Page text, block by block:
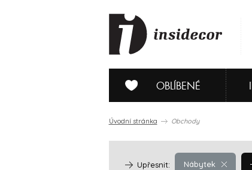
OBLÍBENÉ
Úvodní stránka Obchody
Nábytek
Upřesnit: